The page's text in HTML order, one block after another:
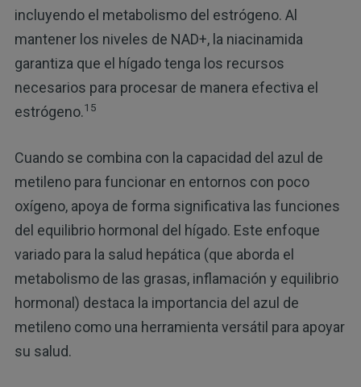
incluyendo el metabolismo del estrógeno. Al
mantener los niveles de NAD+, la niacinamida
garantiza que el hígado tenga los recursos
necesarios para procesar de manera efectiva el
estrógeno.15
Cuando se combina con la capacidad del azul de
metileno para funcionar en entornos con poco
oxígeno, apoya de forma significativa las funciones
del equilibrio hormonal del hígado. Este enfoque
variado para la salud hepática (que aborda el
metabolismo de las grasas, inflamación y equilibrio
hormonal) destaca la importancia del azul de
metileno como una herramienta versátil para apoyar
su salud.